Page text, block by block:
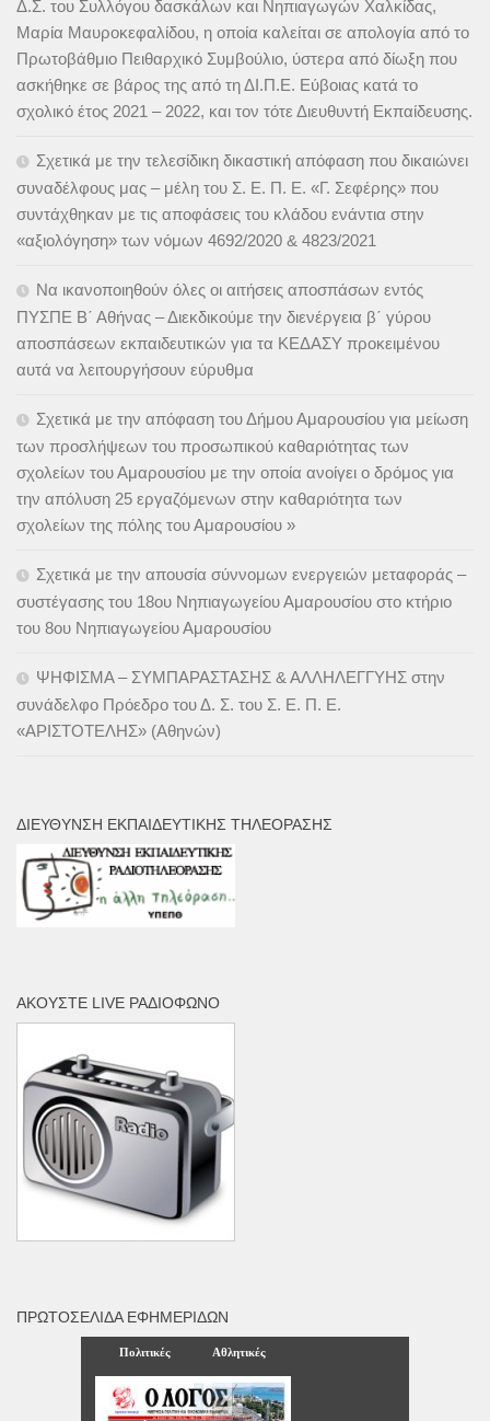
Δ.Σ. του Συλλόγου δασκάλων και Νηπιαγωγών Χαλκίδας,
Μαρία Μαυροκεφαλίδου, η οποία καλείται σε απολογία από το
Πρωτοβάθμιο Πειθαρχικό Συμβούλιο, ύστερα από δίωξη που
ασκήθηκε σε βάρος της από τη ΔΙ.Π.Ε. Εύβοιας κατά το
σχολικό έτος 2021 – 2022, και τον τότε Διευθυντή Εκπαίδευσης.
Σχετικά με την τελεσίδικη δικαστική απόφαση που δικαιώνει
συναδέλφους μας – μέλη του Σ. Ε. Π. Ε. «Γ. Σεφέρης» που
συντάχθηκαν με τις αποφάσεις του κλάδου ενάντια στην
«αξιολόγηση» των νόμων 4692/2020 & 4823/2021
Να ικανοποιηθούν όλες οι αιτήσεις αποσπάσων εντός
ΠΥΣΠΕ Β΄ Αθήνας – Διεκδικούμε την διενέργεια β΄ γύρου
αποσπάσεων εκπαιδευτικών για τα ΚΕΔΑΣΥ προκειμένου
αυτά να λειτουργήσουν εύρυθμα
Σχετικά με την απόφαση του Δήμου Αμαρουσίου για μείωση
των προσλήψεων του προσωπικού καθαριότητας των
σχολείων του Αμαρουσίου με την οποία ανοίγει ο δρόμος για
την απόλυση 25 εργαζόμενων στην καθαριότητα των
σχολείων της πόλης του Αμαρουσίου »
Σχετικά με την απουσία σύννομων ενεργειών μεταφοράς –
συστέγασης του 18ου Νηπιαγωγείου Αμαρουσίου στο κτήριο
του 8ου Νηπιαγωγείου Αμαρουσίου
ΨΗΦΙΣΜΑ – ΣΥΜΠΑΡΑΣΤΑΣΗΣ & ΑΛΛΗΛΕΓΓΥΗΣ στην
συνάδελφο Πρόεδρο του Δ. Σ. του Σ. Ε. Π. Ε.
«ΑΡΙΣΤΟΤΕΛΗΣ» (Αθηνών)
ΔΙΕΎΘΥΝΣΗ ΕΚΠΑΙΔΕΥΤΙΚΉΣ ΤΗΛΕΌΡΑΣΗΣ
ΑΚΟΎΣΤΕ LIVE ΡΑΔΙΌΦΩΝΟ
ΠΡΩΤΟΣΈΛΙΔΑ ΕΦΗΜΕΡΊΔΩΝ